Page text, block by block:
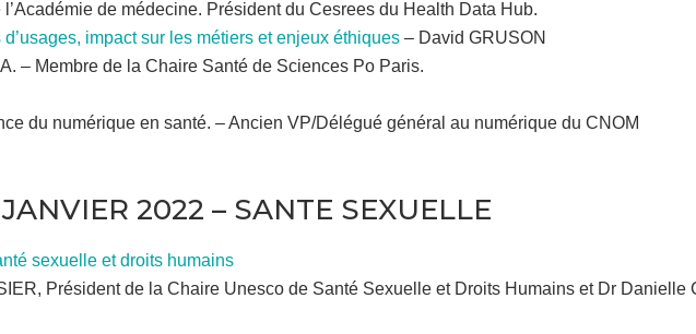
l’Académie de médecine. Président du Cesrees du Health Data Hub.
impact sur les métiers et enjeux éthiques – David GRUSON
– Membre de la Chaire Santé de Sciences Po Paris.
du numérique en santé. – Ancien VP/Délégué général au numérique du CNOM
2022 – SANTE SEXUELLE
sexuelle et droits humains
Président de la Chaire Unesco de Santé Sexuelle et Droits Humains et Dr Danielle